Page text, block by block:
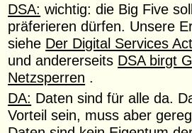
DSA: wichtig: die Big Five
präferieren dürfen. Unsere
siehe Der Digital Services
und andererseits DSA birgt
Netzsperren .
DA: Daten sind für alle da.
Vorteil sein, muss aber